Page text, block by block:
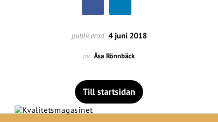
publicerad 4 juni 2018
av Åsa Rönnbäck
Till startsidan